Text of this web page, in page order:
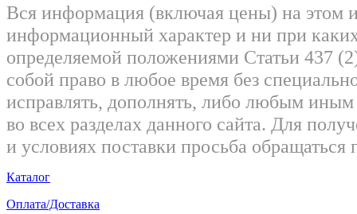
Вся информация (включая цены) на этом
информационный характер и ни при
определяемой положениями Статьи 437
собой право в любое время без
исправлять, дополнять, либо любым
во всех разделах данного сайта. Для
и условиях поставки просьба
Каталог
Оплата/Доставка